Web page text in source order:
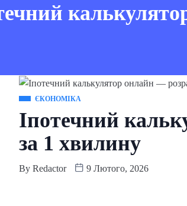
ЄКОНОМІКА
Іпотечний
за 1 хвилину
By Redactor 9 Лютого, 2026